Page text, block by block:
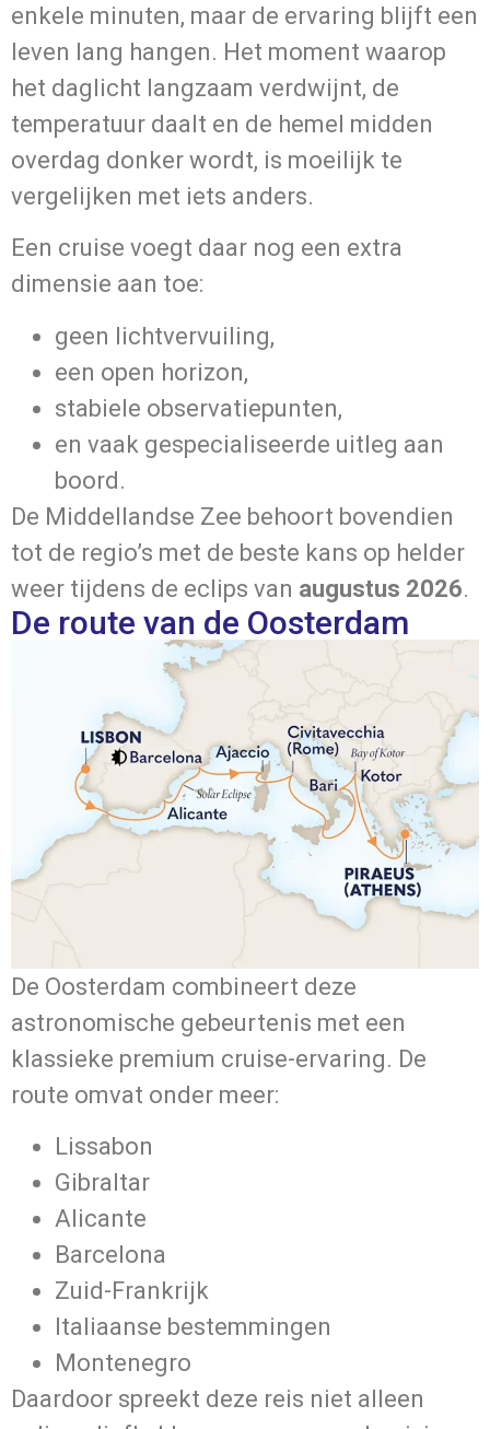
enkele minuten, maar de ervaring blijft een
leven lang hangen. Het moment waarop
het daglicht langzaam verdwijnt, de
temperatuur daalt en de hemel midden
overdag donker wordt, is moeilijk te
vergelijken met iets anders.
Een cruise voegt daar nog een extra
dimensie aan toe:
geen lichtvervuiling,
een open horizon,
stabiele observatiepunten,
en vaak gespecialiseerde uitleg aan
boord.
De Middellandse Zee behoort bovendien
tot de regio’s met de beste kans op helder
weer tijdens de eclips van augustus 2026.
De route van de Oosterdam
De Oosterdam combineert deze
astronomische gebeurtenis met een
klassieke premium cruise-ervaring. De
route omvat onder meer:
Lissabon
Gibraltar
Alicante
Barcelona
Zuid-Frankrijk
Italiaanse bestemmingen
Montenegro
Daardoor spreekt deze reis niet alleen